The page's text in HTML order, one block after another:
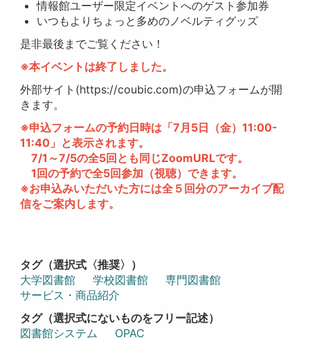
情報館ユーザー限定イベントへのゲスト参加券
いつもよりちょっと多めのノベルティグッズ
是非最後までご覧ください！
※本イベントは終了しました。
外部サイト(https://coubic.com)の申込フォームが開
きます。
※申込フォームの予約日時は「7月5日（金）11:00-
11:40」と表示されます。
7/1～7/5の全5回とも同じZoomURLです。
1回の予約で全5回参加（視聴）できます。
※お申込みいただいた方には全５回分のアーカイブ配
信をご案内します。
タグ（選択式〈推奨〉）
大学図書館
学校図書館
専門図書館
サービス・商品紹介
タグ（選択式にないものをフリー記述）
図書館システム
OPAC